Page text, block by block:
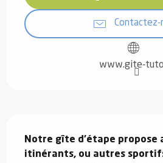
Contactez-
www.gite-
Notre gîte d’étape propose
itinérants, ou autres